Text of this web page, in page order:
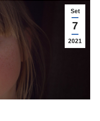
Set
7
2021